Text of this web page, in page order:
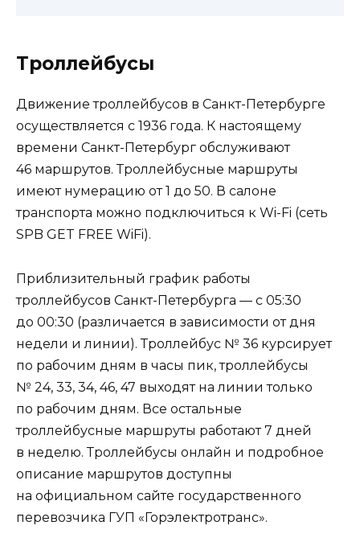
Троллейбусы
Движение троллейбусов в Санкт-Петербурге
осуществляется с 1936 года. К настоящему
времени Санкт-Петербург обслуживают
46 маршрутов. Троллейбусные маршруты
имеют нумерацию от 1 до 50. В салоне
транспорта можно подключиться к Wi-Fi (сеть
SPB GET FREE WiFi).
Приблизительный график работы
троллейбусов Санкт-Петербурга — с 05:30
до 00:30 (различается в зависимости от дня
недели и линии). Троллейбус № 36 курсирует
по рабочим дням в часы пик, троллейбусы
№ 24, 33, 34, 46, 47 выходят на линии только
по рабочим дням. Все остальные
троллейбусные маршруты работают 7 дней
в неделю. Троллейбусы онлайн и подробное
описание маршрутов доступны
на официальном сайте государственного
перевозчика ГУП «Горэлектротранс».